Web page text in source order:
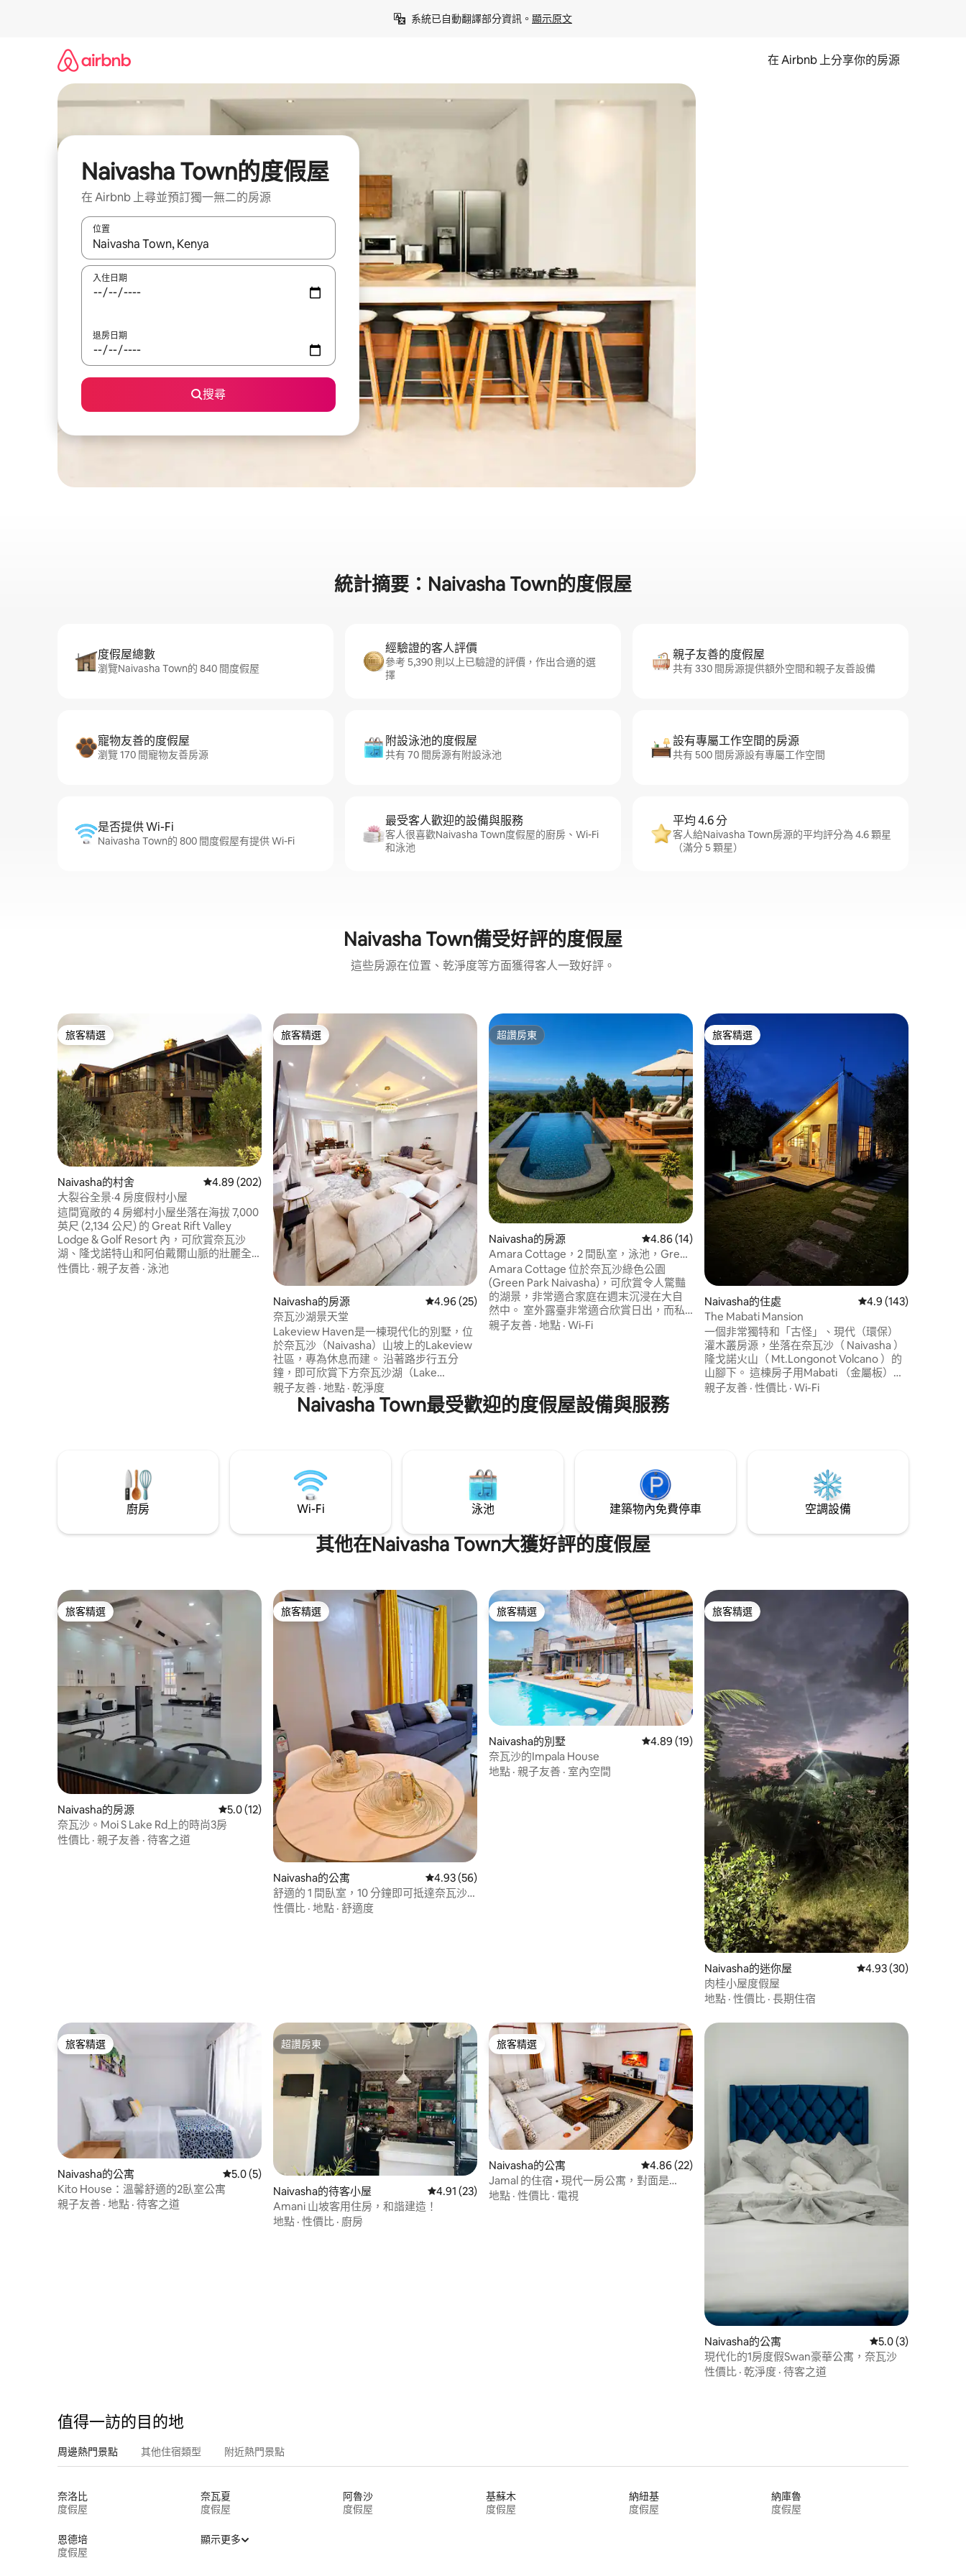
系統已自動翻譯部分資訊。 顯示原文
在 Airbnb 上分享你的房源
Naivasha Town的度假屋
在 Airbnb 上尋並預訂獨一無二的房源
位置
如有搜尋結果，瀏覽內容時請使用上下箭頭，或輕點、滑動裝置。
入住日期
退房日期
搜尋
統計摘要：Naivasha Town的度假屋
度假屋總數
瀏覽Naivasha Town的 840 間度假屋
經驗證的客人評價
參考 5,390 則以上已驗證的評價，作出合適的選
擇
親子友善的度假屋
共有 330 間房源提供額外空間和親子友善設備
寵物友善的度假屋
瀏覽 170 間寵物友善房源
附設泳池的度假屋
共有 70 間房源有附設泳池
設有專屬工作空間的房源
共有 500 間房源設有專屬工作空間
是否提供 Wi-Fi
Naivasha Town的 800 間度假屋有提供 Wi-Fi
最受客人歡迎的設備與服務
客人很喜歡Naivasha Town度假屋的廚房、Wi-Fi
和泳池
平均 4.6 分
客人給Naivasha Town房源的平均評分為 4.6 顆星
（滿分 5 顆星）
Naivasha Town備受好評的度假屋
這些房源在位置、乾淨度等方面獲得客人一致好評。
旅客精選
旅客精選
Naivasha的村舍 從 202 則評價中獲得 4.89 的平均評分（滿分 5 分）
4.89 (202)
大裂谷全景·4 房度假村小屋
這間寬敞的 4 房鄉村小屋坐落在海拔 7,000
英尺 (2,134 公尺) 的 Great Rift Valley
Lodge & Golf Resort 內，可欣賞奈瓦沙
湖、隆戈諾特山和阿伯戴爾山脈的壯麗全
景。 這棟鄉村小屋非常適合家庭和團體入
性價比 · 親子友善 · 泳池
旅客精選
旅客精選
Naivasha的房源 從 25 則評價中獲得 4.96 的平均評分（滿分 5 分）
4.96 (25)
奈瓦沙湖景天堂
Lakeview Haven是一棟現代化的別墅，位
於奈瓦沙（Naivasha）山坡上的Lakeview
社區，專為休息而建。 沿著路步行五分
鐘，即可欣賞下方奈瓦沙湖（Lake
Naivasha）的壯麗景色，開車約30分鐘即
可抵達湖岸。 明亮的起居空間延伸到花
園，早晨以鳥鳴和凉爽的裂谷空氣開始。
的度假屋。
親子友善 · 地點 · 乾淨度
超讚房東
超讚房東
Naivasha的房源 從 14 則評價中獲得 4.86 的平均評分（滿分 5 分）
4.86 (14)
Amara Cottage，2 間臥室，泳池，Green
Park Naivasha
Amara Cottage 位於奈瓦沙綠色公園
(Green Park Naivasha)，可欣賞令人驚豔
的湖景，非常適合家庭在週末沉浸在大自
然中。 室外露臺非常適合欣賞日出，而私
人水療池則提供放鬆身心的空間。 這棟小
設備齊全的健身房和另一座室外泳池。
親子友善 · 地點 · Wi-Fi
旅客精選
旅客精選
Naivasha的住處 從 143 則評價中獲得
4.9 (143)
The Mabati Mansion
一個非常獨特和「古怪」、現代（環保）
灌木叢房源，坐落在奈瓦沙（ Naivasha ）
隆戈諾火山（ Mt.Longonot Volcano ）的
山腳下。 這棟房子用Mabati （金屬板）包
裹，是肯亞獨一無二的設計。 房子有一個
親子友善 · 性價比 · Wi-Fi
Naivasha Town最受歡迎的度假屋設備與服務
廚房 Wi-Fi 泳池 建築物內免費停車 空調設備
其他在Naivasha Town大獲好評的度假屋
旅客精選
旅客精選
Naivasha的房源 從 12 則評價中獲得 5.0 的平均評分（滿分 5 分）
5.0 (12)
奈瓦沙。Moi S Lake Rd上的時尚3房
性價比 · 親子友善 · 待客之道
旅客精選
旅客精選
Naivasha的公寓 從 56 則評價中獲得 4.93 的平均評分（滿分 5 分）
4.93 (56)
舒適的 1 間臥室，10 分鐘即可抵達奈瓦沙
湖|停車位
性價比 · 地點 · 舒適度
旅客精選
旅客精選
Naivasha的別墅 從 19 則評價中獲得 4.89 的平均評分（滿分 5 分）
4.89 (19)
奈瓦沙的Impala House
地點 · 親子友善 · 室內空間
旅客精選
旅客精選
Naivasha的迷你屋 從 30 則評價中獲得
4.93 (30)
肉桂小屋度假屋
地點 · 性價比 · 長期住宿
旅客精選
旅客精選
Naivasha的公寓 從 5 則評價中獲得 5.0 的平均評分（滿分 5 分）
5.0 (5)
Kito House：溫馨舒適的2臥室公寓
親子友善 · 地點 · 待客之道
超讚房東
超讚房東
Naivasha的待客小屋 從 23 則評價中獲得 4.91 的平均評分（滿分 5 分）
4.91 (23)
Amani 山坡客用住房，和諧建造！
地點 · 性價比 · 廚房
旅客精選
旅客精選
Naivasha的公寓 從 22 則評價中獲得 4.86 的平均評分（滿分 5 分）
4.86 (22)
Jamal 的住宿 • 現代一房公寓，對面是
Buffalo 購物中心
地點 · 性價比 · 電視
Naivasha的公寓 從 3 則評價中獲得
5.0 (3)
現代化的1房度假Swan豪華公寓，奈瓦沙
性價比 · 乾淨度 · 待客之道
值得一訪的目的地
周邊熱門景點 其他住宿類型 附近熱門景點
奈洛比
度假屋
奈瓦夏
度假屋
阿魯沙
度假屋
基蘇木
度假屋
納紐基
度假屋
納庫魯
度假屋
恩德培
度假屋
顯示更多